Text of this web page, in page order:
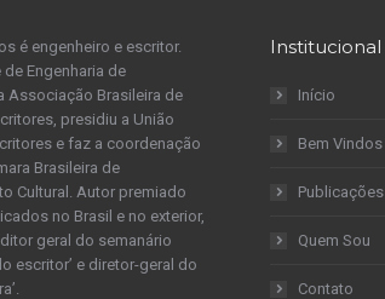
é engenheiro e escritor.
de Engenharia de
Associação Brasileira de
presidiu a União
e faz a coordenação
Brasileira de
Cultural. Autor premiado
no Brasil e no exterior,
geral do semanário
escritor’ e diretor-geral do
Institucional
Início
Bem Vindos
Publicações
Quem Sou
Contato